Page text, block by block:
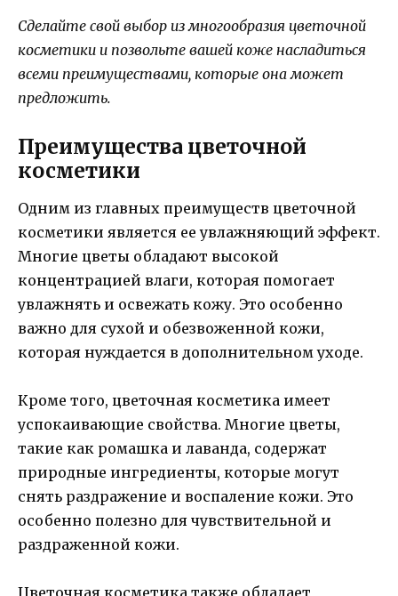
Сделайте свой выбор из многообразия цветочной
косметики и позвольте вашей коже насладиться
всеми преимуществами, которые она может
предложить.
Преимущества цветочной
косметики
Одним из главных преимуществ цветочной
косметики является ее увлажняющий эффект.
Многие цветы обладают высокой
концентрацией влаги, которая помогает
увлажнять и освежать кожу. Это особенно
важно для сухой и обезвоженной кожи,
которая нуждается в дополнительном уходе.
Кроме того, цветочная косметика имеет
успокаивающие свойства. Многие цветы,
такие как ромашка и лаванда, содержат
природные ингредиенты, которые могут
снять раздражение и воспаление кожи. Это
особенно полезно для чувствительной и
раздраженной кожи.